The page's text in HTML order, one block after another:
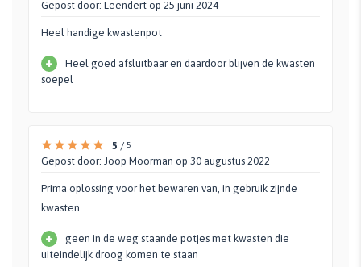
Gepost door: Leendert op 25 juni 2024
Heel handige kwastenpot
+
Heel goed afsluitbaar en daardoor blijven de kwasten
soepel
5 / 5
Gepost door: Joop Moorman op 30 augustus 2022
Prima oplossing voor het bewaren van, in gebruik zijnde
kwasten.
+
geen in de weg staande potjes met kwasten die
uiteindelijk droog komen te staan